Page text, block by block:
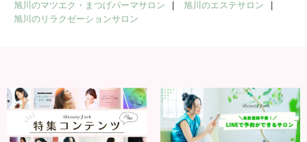
旭川のマツエク・まつげパーマサロン
旭川のエステサロン
旭川のリラクゼーションサロン